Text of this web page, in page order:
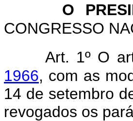
O
CONGRESSO
Art. 1º O
1966, com as
14 de setembro
revogados os